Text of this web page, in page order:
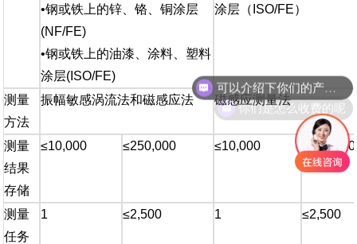
•钢或铁上的锌、铬、铜涂层
(NF/FE)
•钢或铁上的油漆、涂料、塑料
涂层(ISO/FE)
涂层（ISO/FE）
测量
方法
振幅敏感涡流法和磁感应法 磁感应测量法
测量
结果
存储
≤10,000 ≤250,000 ≤10,000 ≤250,000
测量
任务
1 ≤2,500 1 ≤2,500
你们是怎么收费的呢